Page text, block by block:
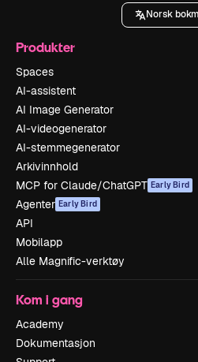
Norsk
Produkter
Spaces
AI-assistent
AI Image Generator
AI-videogenerator
AI-stemmegenerator
Arkivinnhold
MCP for Claude/ChatGPT Early Bird
Agenter Early Bird
API
Mobilapp
Alle Magnific-verktøy
Kom i gang
Academy
Dokumentasjon